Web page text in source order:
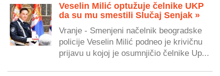
Veselin Milić optužuje čelnike UKP
da su mu smestili Slučaj Senjak »
Vranje - Smenjeni načelnik beogradske
policije Veselin Milić podneo je krivičnu
prijavu u kojoj je osumnjičio čelnike Up...